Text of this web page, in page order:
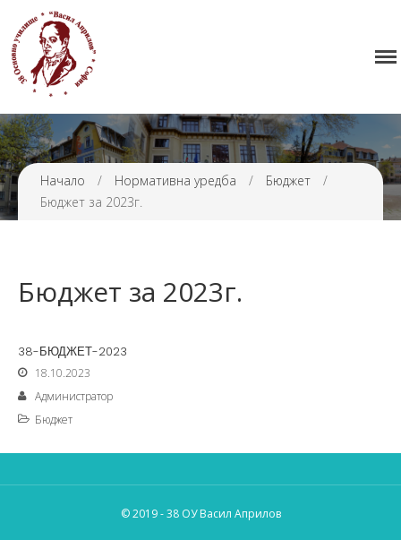
Нормативна уредба
Прием
Проекти и дейности
Начало / Нормативна уредба / Бюджет
/
Бюджет за 2023г.
Бюджет за 2023г.
38-БЮДЖЕТ-2023
18.10.2023
Администратор
Бюджет
© 2019 - 38 ОУ Васил Априлов